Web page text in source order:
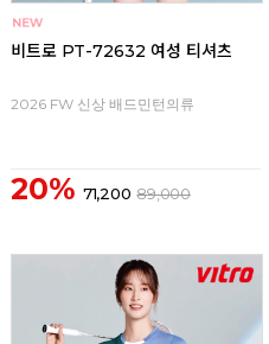
비트로 PT-72632 여성 티셔츠
2026 FW 신상 배드민턴의류
20% 71,200 89,000